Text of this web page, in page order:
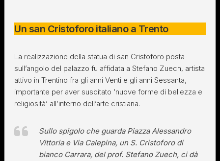
Un san Cristoforo italiano a Trento
La realizzazione della statua di san Cristoforo posta
sull’angolo del palazzo fu affidata a Stefano Zuech, artista
attivo in Trentino fra gli anni Venti e gli anni Sessanta,
importante per aver suscitato ‘nuove forme di bellezza e
religiosità’ all’interno dell’arte cristiana.
Sullo spigolo che guarda Piazza Alessandro
Vittoria e Via Calepina, un S. Cristoforo di
bianco Carrara, del prof. Stefano Zuech, ci dà